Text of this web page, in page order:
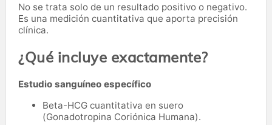
No se trata solo de un resultado positivo o negativo.
Es una medición cuantitativa que aporta precisión
clínica.
¿Qué incluye exactamente?
Estudio sanguíneo específico
Beta-HCG cuantitativa en suero
(Gonadotropina Coriónica Humana).